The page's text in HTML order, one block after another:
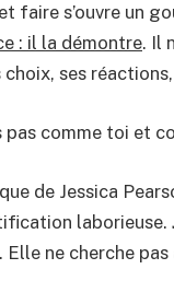
faire s’ouvre un
: il la démontre. Il
choix, ses
pas comme toi et
de Jessica
laborieuse.
. Elle ne cherche pas